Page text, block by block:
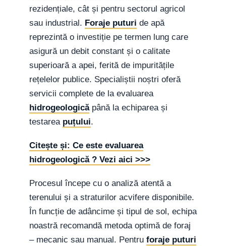
rezidențiale, cât și pentru sectorul agricol
sau industrial. Foraje puturi de apă
reprezintă o investiție pe termen lung care
asigură un debit constant și o calitate
superioară a apei, ferită de impuritățile
rețelelor publice. Specialiștii noștri oferă
servicii complete de la evaluarea
hidrogeologicăpână la echiparea și
testarea puțului.
Citește și: Ce este evaluarea
hidrogeologică ? Vezi aici >>>
Procesul începe cu o analiză atentă a
terenului și a straturilor acvifere disponibile.
În funcție de adâncime și tipul de sol, echipa
noastră recomandă metoda optimă de foraj
– mecanic sau manual. Pentru foraje puturi